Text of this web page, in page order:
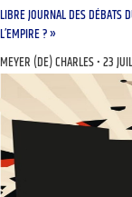
LIBRE JOURNAL DES DÉBATS
L’EMPIRE ? »
MEYER (DE) CHARLES 23